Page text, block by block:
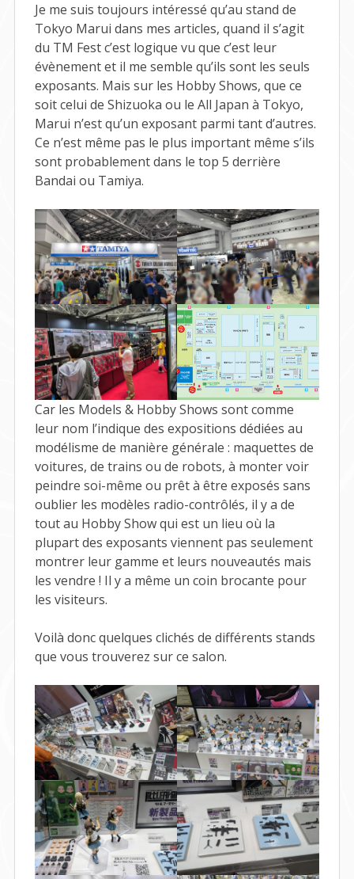
Je me suis toujours intéressé qu’au stand de
Tokyo Marui dans mes articles, quand il s’agit
du TM Fest c’est logique vu que c’est leur
évènement et il me semble qu’ils sont les seuls
exposants. Mais sur les Hobby Shows, que ce
soit celui de Shizuoka ou le All Japan à Tokyo,
Marui n’est qu’un exposant parmi tant d’autres.
Ce n’est même pas le plus important même s’ils
sont probablement dans le top 5 derrière
Bandai ou Tamiya.
Car les Models & Hobby Shows sont comme
leur nom l’indique des expositions dédiées au
modélisme de manière générale : maquettes de
voitures, de trains ou de robots, à monter voir
peindre soi-même ou prêt à être exposés sans
oublier les modèles radio-contrôlés, il y a de
tout au Hobby Show qui est un lieu où la
plupart des exposants viennent pas seulement
montrer leur gamme et leurs nouveautés mais
les vendre ! Il y a même un coin brocante pour
les visiteurs.
Voilà donc quelques clichés de différents stands
que vous trouverez sur ce salon.